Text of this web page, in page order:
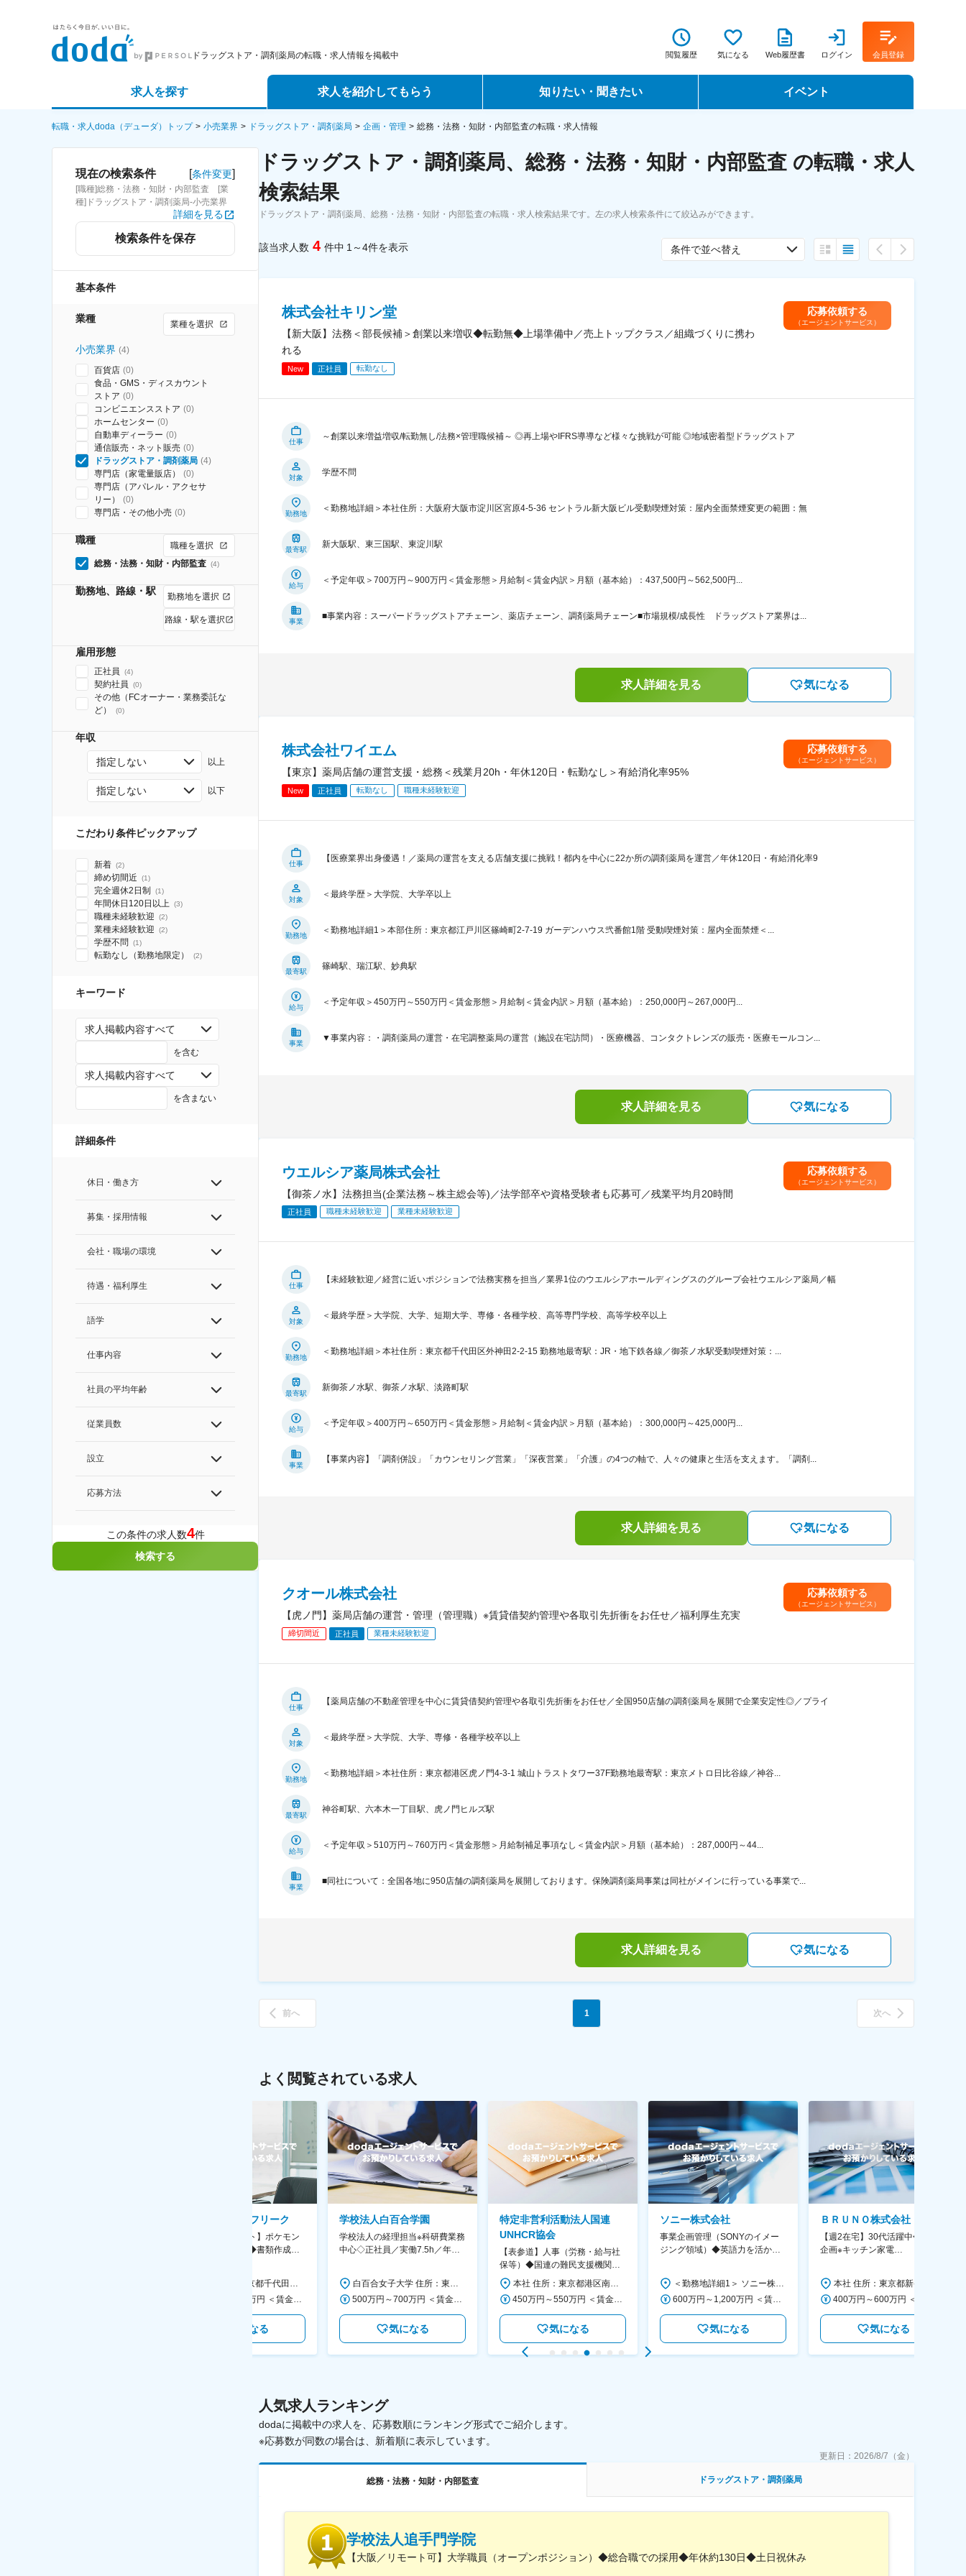
ドラッグストア・調剤薬局の転職・求人情報を掲載中 閲覧履歴 気になる Web履歴書 ログイン 会員登録
求人を探す
詳細条件から探す
求人特集から探す
求人を紹介してもらう
エージェントサービス
スカウトサービス
パートナーエージェントサービス
知りたい・聞きたい
転職ノウハウ
データで見る転職
イベント
転職フェア
転職・求人doda（デューダ）トップ 小売業界 ドラッグストア・調剤薬局 企画・管理 総務・法務・知財・内部監査の転職・求人情報
現在の検索条件 [条件変更]
[職種]総務・法務・知財・内部監査 [業
種]ドラッグストア・調剤薬局-小売業界
詳細を見る
検索条件を保存
基本条件
業種 業種を選択
小売業界 (4)
百貨店 (0)
食品・GMS・ディスカウント
ストア (0)
コンビニエンスストア (0)
ホームセンター (0)
自動車ディーラー (0)
通信販売・ネット販売 (0)
ドラッグストア・調剤薬局 (4)
専門店（家電量販店）
(0)
専門店（アパレル・アクセサ
リー）
(0)
専門店・その他小売 (0)
職種
職種を選択
総務・法務・知財・内部監査 (4)
勤務地、路線・駅 勤務地を選択
路線・駅を選択
雇用形態
正社員 (4)
契約社員 (0)
その他（FCオーナー・業務委託な
ど）
(0)
年収
指定しない 以上
指定しない 以下
こだわり条件ピックアップ
新着 (2)
締め切間近 (1)
完全週休2日制 (1)
年間休日120日以上 (3)
職種未経験歓迎 (2)
業種未経験歓迎 (2)
学歴不問 (1)
転勤なし（勤務地限定） (2)
キーワード
求人掲載内容すべて
を含む
求人掲載内容すべて
を含まない
詳細条件
休日・働き方
募集・採用情報
会社・職場の環境
待遇・福利厚生
語学
仕事内容
社員の平均年齢
従業員数
設立
応募方法
この条件の求人数4件
検索する
ドラッグストア・調剤薬局、総務・法務・知財・内部監査 の転職・求人
検索結果
ドラッグストア・調剤薬局、総務・法務・知財・内部監査の転職・求人検索結果です。左の求人検索条件にて絞込みができます。
該当求人数 4 件中 1～4件を表示 条件で並べ替え
株式会社キリン堂
【新大阪】法務＜部長候補＞創業以来増収◆転勤無◆上場準備中／売上トップクラス／組織づくりに携わ
れる
New 正社員 転勤なし
応募依頼する
（エージェントサービス）
仕事
～創業以来増益増収/転勤無し/法務×管理職候補～ ◎再上場やIFRS導導など様々な挑戦が可能 ◎地域密着型ドラッグストア
対象
学歴不問
勤務地
＜勤務地詳細＞本社住所：大阪府大阪市淀川区宮原4-5-36 セントラル新大阪ビル受動喫煙対策：屋内全面禁煙変更の範囲：無
最寄駅
新大阪駅、東三国駅、東淀川駅
給与
＜予定年収＞700万円～900万円＜賃金形態＞月給制＜賃金内訳＞月額（基本給）：437,500円～562,500円...
事業
■事業内容：スーパードラッグストアチェーン、薬店チェーン、調剤薬局チェーン■市場規模/成長性 ドラッグストア業界は...
求人詳細を見る 気になる
株式会社ワイエム
【東京】薬局店舗の運営支援・総務＜残業月20h・年休120日・転勤なし＞有給消化率95%
New 正社員 転勤なし 職種未経験歓迎
応募依頼する
（エージェントサービス）
仕事
【医療業界出身優遇！／薬局の運営を支える店舗支援に挑戦！都内を中心に22か所の調剤薬局を運営／年休120日・有給消化率9
対象
＜最終学歴＞大学院、大学卒以上
勤務地
＜勤務地詳細1＞本部住所：東京都江戸川区篠崎町2-7-19 ガーデンハウス弐番館1階 受動喫煙対策：屋内全面禁煙＜...
最寄駅
篠崎駅、瑞江駅、妙典駅
給与
＜予定年収＞450万円～550万円＜賃金形態＞月給制＜賃金内訳＞月額（基本給）：250,000円～267,000円...
事業
▼事業内容：・調剤薬局の運営・在宅調整薬局の運営（施設在宅訪問）・医療機器、コンタクトレンズの販売・医療モールコン...
求人詳細を見る 気になる
ウエルシア薬局株式会社
【御茶ノ水】法務担当(企業法務～株主総会等)／法学部卒や資格受験者も応募可／残業平均月20時間
正社員 職種未経験歓迎 業種未経験歓迎
応募依頼する
（エージェントサービス）
仕事
【未経験歓迎／経営に近いポジションで法務実務を担当／業界1位のウエルシアホールディングスのグループ会社ウエルシア薬局／幅
対象
＜最終学歴＞大学院、大学、短期大学、専修・各種学校、高等専門学校、高等学校卒以上
勤務地
＜勤務地詳細＞本社住所：東京都千代田区外神田2-2-15 勤務地最寄駅：JR・地下鉄各線／御茶ノ水駅受動喫煙対策：...
最寄駅
新御茶ノ水駅、御茶ノ水駅、淡路町駅
給与
＜予定年収＞400万円～650万円＜賃金形態＞月給制＜賃金内訳＞月額（基本給）：300,000円～425,000円...
事業
【事業内容】「調剤併設」「カウンセリング営業」「深夜営業」「介護」の4つの軸で、人々の健康と生活を支えます。「調剤...
求人詳細を見る 気になる
クオール株式会社
【虎ノ門】薬局店舗の運営・管理（管理職）※賃貸借契約管理や各取引先折衝をお任せ／福利厚生充実
締切間近 正社員 業種未経験歓迎
応募依頼する
（エージェントサービス）
仕事
【薬局店舗の不動産管理を中心に賃貸借契約管理や各取引先折衝をお任せ／全国950店舗の調剤薬局を展開で企業安定性◎／プライ
対象
＜最終学歴＞大学院、大学、専修・各種学校卒以上
勤務地
＜勤務地詳細＞本社住所：東京都港区虎ノ門4-3-1 城山トラストタワー37F勤務地最寄駅：東京メトロ日比谷線／神谷...
最寄駅
神谷町駅、六本木一丁目駅、虎ノ門ヒルズ駅
給与
＜予定年収＞510万円～760万円＜賃金形態＞月給制補足事項なし＜賃金内訳＞月額（基本給）：287,000円～44...
事業
■同社について：全国各地に950店舗の調剤薬局を展開しております。保険調剤薬局事業は同社がメインに行っている事業で...
求人詳細を見る 気になる
前へ 1 次へ
よく閲覧されている求人
株式会社ゲームフリーク
【庶務アシスタント】ポケモン
シリーズ開発企業◆書類作成・
本社 住所：東京都千代田区神田錦町2-2-1 KANDASQUARE 受動喫煙対策：屋内全面禁煙 変更の範囲：会社の定める事業所
350万円～500万円 ＜賃金形態＞ 月給制 ＜賃金内訳＞ 月額（基本給）：215,000円～307,000円 固定残業手当/月：76,700円～110,000円（固定残業時間45時間0分/月） 超過した時間外労働の残業手当は追加支給 ＜月給＞ 291,700円～417,000円（一律手当を含む） ＜昇給有無＞ 有 ＜残業手当＞ 有 ＜給与補足＞ ※経験・能力を考慮の上、年齢に関わりなく当社規定により優遇します。 賃金はあくまでも目安の金額であり、選考を通じて上下する可能性があります。 月給(月額)は固定手当を含めた表記です。
気になる
学校法人白百合学園
学校法人の経理担当※科研費業務
中心◇正社員／実働7.5h／年休
大学
白百合女子大学 住所：東京都調布市緑ヶ丘1-25 勤務地最寄駅：京王線／仙川駅 受動喫煙対策：屋内全面禁煙 変更の範囲：会社の定める事業所
500万円～700万円 ＜賃金形態＞ 月給制 ＜賃金内訳＞ 月額（基本給）：280,000円～430,000円 ＜月給＞ 280,000円～430,000円 ＜昇給有無＞ 有 ＜残業手当＞ 有 ＜給与補足＞ ※年齢・過去の経験に基づき、本学規定に合わせ決定 【残業手当】有 /残業時間に応じて全額支給（※想定年収に含む） 【各種手当】扶養手当/住宅手当/通勤手当 等 【賞与】年2回（6月、12月） 【昇給】年1回（4月） 賃金はあくまでも目安の金額であり、選考を通じて上下する可能性があります。 月給(月額)は固定手当を含めた表記です。
気になる
特定非営利活動法人国連
UNHCR協会
【表参道】人事（労務・給与社
保等）◆国連の難民支援機関の
活動を支える日本公式支援窓口
◆正職員登用前提
本社 住所：東京都港区南青山6-10-11 ウェスレーセンター3F 勤務地最寄駅：地下鉄各線／表参道駅 受動喫煙対策：屋内全面禁煙 変更の範囲：会社の定める事業所（リモートワーク含む）
450万円～550万円 ＜賃金形態＞ 月給制 ＜賃金内訳＞ 月額（基本給）：340,000円～420,000円 ＜月給＞ 340,000円～420,000円 ＜昇給有無＞ 有 ＜残業手当＞ 有 ＜給与補足＞ ※能力・経験によって決定します。 ■賞与あり（業績評価に応じて支給） 賃金はあくまでも目安の金額であり、選考を通じて上下する可能性があります。 月給(月額)は固定手当を含めた表記です。
気になる
ソニー株式会社
事業企画管理（SONYのイメー
ジング領域）◆英語力を活か
＜勤務地詳細1＞ ソニー株式会社 住所：神奈川県横浜市西区みなとみらい5-1-1 受動喫煙対策：屋内全面禁煙 ＜勤務地詳細2＞ ソニーシティ大崎 住所：東京都品川区大崎2-10-1 勤務地最寄駅：JR線／大崎駅 受動喫煙対策：屋内全面禁煙 変更の範囲：会社の定める事業所（リモートワーク含む）
600万円～1,200万円 ＜賃金形態＞ 月給制 ＜賃金内訳＞ 月額（基本給）：350,000円～500,000円 ＜月給＞ 350,000円～500,000円 ＜昇給有無＞ 有 ＜残業手当＞ 有 ＜給与補足＞ ※年収は経験や能力を考慮の上、当社規定により決定します。 賃金はあくまでも目安の金額であり、選考を通じて上下する可能性があります。 月給(月額)は固定手当を含めた表記です。
気になる
ＢＲＵＮＯ株式会社
【週2在宅】30代活躍中◆商品
企画※キッチン家電
画～調達／働き方◎
気になる
人気求人ランキング
dodaに掲載中の求人を、応募数順にランキング形式でご紹介します。
※応募数が同数の場合は、新着順に表示しています。
更新日： 2026/8/7（金）
総務・法務・知財・内部監査 ドラッグストア・調剤薬局
学校法人追手門学院
【大阪／リモート可】大学職員（オープンポジション）◆総合職での採用◆年休約130日◆土日祝休み